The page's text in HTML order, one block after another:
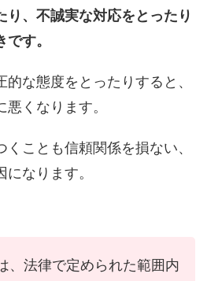
り、不誠実な対応をとったり
す。
な態度をとったりすると、
くなります。
ことも信頼関係を損ない、
なります。
、法律で定められた範囲内